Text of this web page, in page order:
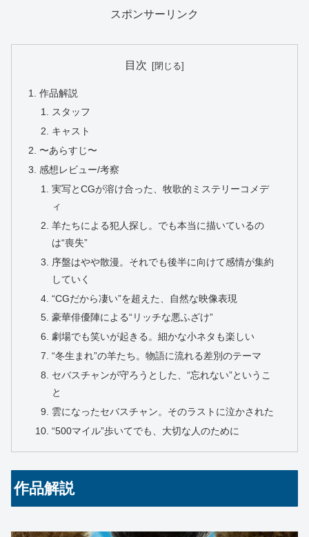
スポンサーリンク
目次
作品解説
スタッフ
キャスト
〜あらすじ〜
感想レビュー/考察
実写とCGが溶け合った、牧歌的ミステリーコメデ
ィ
羊たちによる犯人探し。でも本当に描いているの
は“喪失”
序盤はやや散漫。それでも後半に向けて感情が集約
していく
“CGだから凄い”を超えた、自然な映像表現
豪華俳優陣による“リッチな悪ふざけ”
劇場でも笑いが起きる。細かな小ネタも楽しい
“冬生まれ”の羊たち。物語に流れる差別のテーマ
セバスチャンが守ろうとした、“忘れない”というこ
と
雲になったセバスチャン。そのラストに泣かされた
“500マイル”歩いてでも、大切な人のために
作品解説